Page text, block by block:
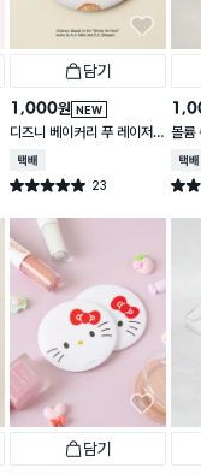
담기
NEW
1,000원
디즈니 베이커리 푸 레이저
타공 에어 퍼프 1개입
택배배송
별점 5.0점 23
건 작성
볼륨
택배
별점
담기